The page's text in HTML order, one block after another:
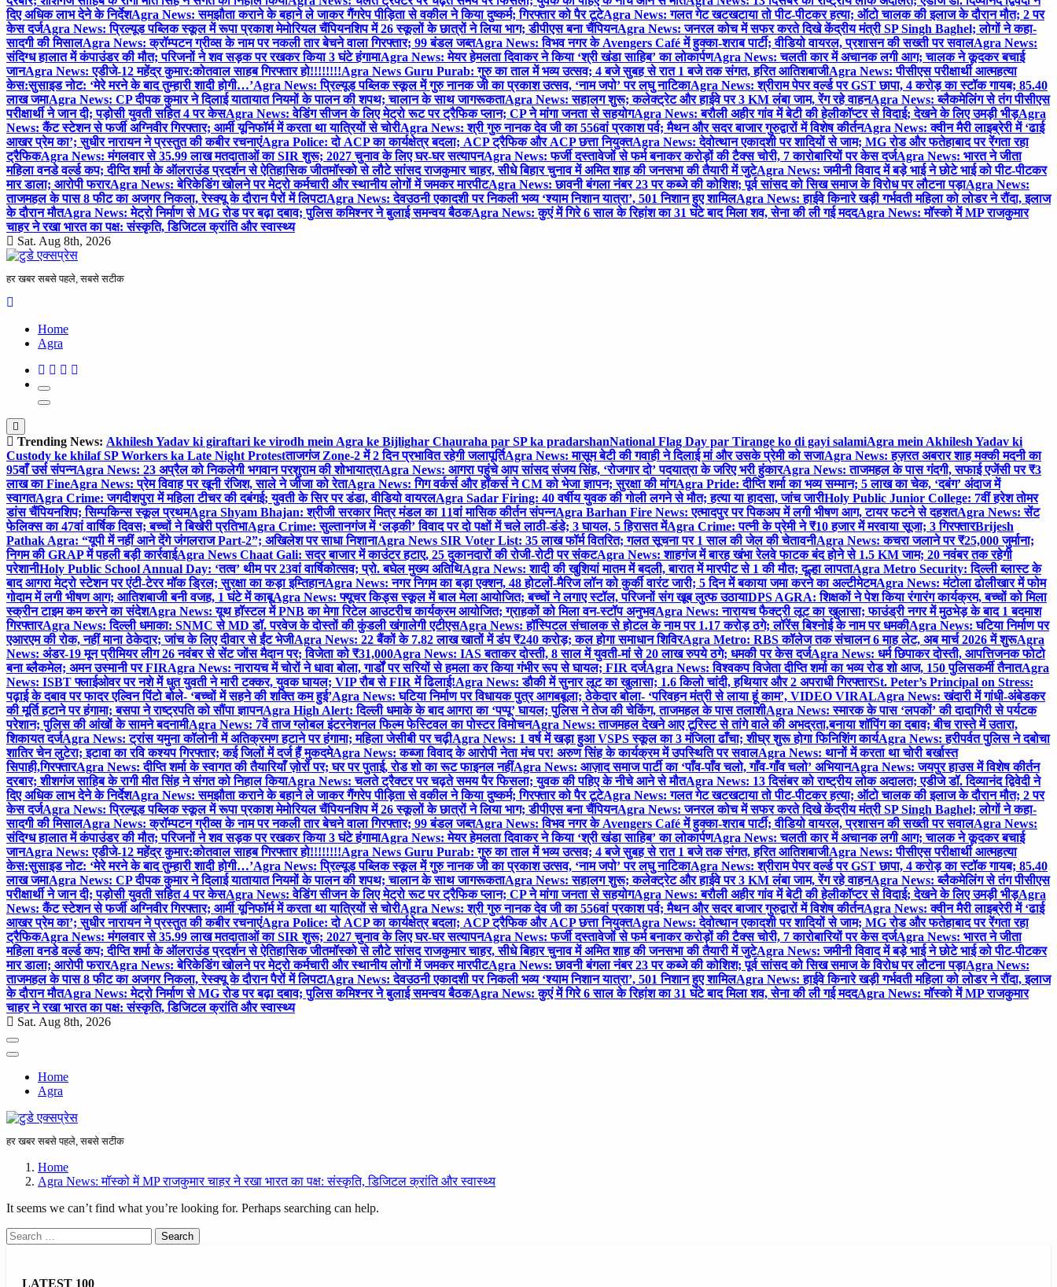
दिए अधिक लाभ देने के निर्देशAgra News: समझौता कराने के बहाने ले जाकर गैंगरेप पीड़िता से वकील ने किया दुष्कर्म; गिरफ्तार को पैर टूटेAgra News: गलत गेट खटखटाया तो पीट-पीटकर हत्या; ऑटो चालक की इलाज के दौरान मौत; 2 पर
केस दर्जAgra News: प्रिल्यूड पब्लिक स्कूल में रूपा प्रकाश मेमोरियल चैंपियनशिप में 26 स्कूलों के छात्रों ने लिया भाग; डीपीएस बना चैंपियनAgra News: जनरल कोच में सफर करते दिखे केंद्रीय मंत्री SP Singh Baghel; लोगों ने कहा-
सादगी की मिसालAgra News: क्रॉम्पटन ग्रीव्स के नाम पर नकली तार बेचने वाला गिरफ्तार; 99 बंडल जब्तAgra News: विभव नगर के Avengers Café में हुक्का-शराब पार्टी; वीडियो वायरल, प्रशासन की सख्ती पर सवालAgra News:
संदिग्ध हालात में कंपाउंडर की मौत; परिजनों ने शव सड़क पर रखकर किया 3 घंटे हंगामाAgra News: मेयर हेमलता दिवाकर ने किया ‘श्री खंडा साहिब’ का लोकार्पणAgra News: चलती कार में अचानक लगी आग; चालक ने कूदकर बचाई
जानAgra News: एडीजे-12 महेंद्र कुमार:कोतवाल साहब गिरफ्तार हो!!!!!!!!Agra News Guru Purab: गुरु का ताल में भव्य उत्सव; 4 बजे सुबह से रात 1 बजे तक संगत, हरित आतिशबाजीAgra News: पीसीएस परीक्षार्थी आत्महत्या
केस:सुसाइड नोट: ‘मेरे मरने के बाद तुम्हारी शादी होगी…’Agra News: प्रिल्यूड पब्लिक स्कूल में गुरु नानक जी का प्रकाश उत्सव, ‘नाम जपो’ पर लघु नाटिकाAgra News: श्रीराम पेपर वर्ल्ड पर GST छापा, 4 करोड़ का स्टॉक गायब; 85.40
लाख जमाAgra News: CP दीपक कुमार ने दिलाई यातायात नियमों के पालन की शपथ; चालान के साथ जागरूकताAgra News: सहालग शुरू; कलेक्ट्रेट और हाईवे पर 3 KM लंबा जाम, रेंग रहे वाहनAgra News: ब्लैकमेलिंग से तंग पीसीएस
परीक्षार्थी ने जान दी; पड़ोसी युवती सहित 4 पर केसAgra News: वेडिंग सीजन के लिए मेट्रो रूट पर ट्रैफिक प्लान; CP ने मांगा जनता से सहयोगAgra News: बरौली अहीर गांव में बेटी की हेलीकॉप्टर से विदाई; देखने के लिए उमड़ी भीड़Agra
News: कैंट स्टेशन से फर्जी अग्निवीर गिरफ्तार; आर्मी यूनिफॉर्म में करता था यात्रियों से चोरीAgra News: श्री गुरु नानक देव जी का 556वां प्रकाश पर्व; मैथन और सदर बाजार गुरुद्वारों में विशेष कीर्तनAgra News: क्वीन मैरी लाइब्रेरी में ‘ढाई
आखर प्रेम का’; सुधीर नारायन ने प्रस्तुत की कबीर रचनाएंAgra Police: दो ACP का कार्यक्षेत्र बदला; ACP ट्रैफिक और ACP छत्ता नियुक्तAgra News: देवोत्थान एकादशी पर शादियों से जाम; MG रोड और फतेहाबाद पर रेंगता रहा
ट्रैफिकAgra News: मंगलवार से 35.99 लाख मतदाताओं का SIR शुरू; 2027 चुनाव के लिए घर-घर सत्यापनAgra News: फर्जी दस्तावेजों से फर्म बनाकर करोड़ों की टैक्स चोरी, 7 कारोबारियों पर केस दर्जAgra News: भारत ने जीता
महिला वनडे वर्ल्ड कप; दीप्ति शर्मा के ऑलराउंड प्रदर्शन से ऐतिहासिक जीतमॉस्को से लौटे सांसद राजकुमार चाहर, सीधे बिहार चुनाव में अमित शाह की जनसभा की तैयारी में जुटेAgra News: जमीनी विवाद में बड़े भाई ने छोटे भाई को पीट-पीटकर
मार डाला; आरोपी फरारAgra News: बेरिकेडिंग खोलने पर मेट्रो कर्मचारी और स्थानीय लोगों में जमकर मारपीटAgra News: छावनी बंगला नंबर 23 पर कब्जे की कोशिश; पूर्व सांसद को सिख समाज के विरोध पर लौटना पड़ाAgra News:
ताजमहल के पास 8 फीट का अजगर निकला, रेस्क्यू के दौरान पैरों में लिपटाAgra News: देवउठनी एकादशी पर निकली भव्य ‘श्याम निशान यात्रा’, 501 निशान हुए शामिलAgra News: हाईवे किनारे खड़ी गर्भवती महिला को लोडर ने रौंदा, इलाज
के दौरान मौतAgra News: मेट्रो निर्माण से MG रोड पर बढ़ा दबाव; पुलिस कमिश्नर ने बुलाई समन्वय बैठकAgra News: कुएं में गिरे 6 साल के रिहांश का 31 घंटे बाद मिला शव, सेना की ली गई मददAgra News: मॉस्को में MP राजकुमार
चाहर ने रखा भारत का पक्ष: संस्कृति, डिजिटल क्रांति और स्वास्थ्य
Sat. Aug 8th, 2026
हर खबर सबसे पहले, सबसे सटीक
Home
Agra
Trending News: Akhilesh Yadav ki giraftari ke virodh mein Agra ke Bijlighar Chauraha par SP ka pradarshanNational Flag Day par Tirange ko di gayi salamiAgra mein Akhilesh Yadav ki
Custody ke khilaf SP Workers ka Late Night Protestताजगंज Zone-2 में 2 दिन प्रभावित रहेगी जलापूर्तिAgra News: मासूम बेटी की गवाही ने दिलाई मां और उसके प्रेमी को सजाAgra News: हज़रत अबरार शाह मक्की मदनी का
95वाँ उर्स संपन्नAgra News: 23 अप्रैल को निकलेगी भगवान परशुराम की शोभायात्राAgra News: आगरा पहुंचे आप सांसद संजय सिंह, ‘रोजगार दो’ पदयात्रा के जरिए भरी हुंकारAgra News: ताजमहल के पास गंदगी, सफाई एजेंसी पर ₹3
लाख का FineAgra News: प्रेम विवाह पर खूनी रंजिश, साले ने जीजा को रेताAgra News: गिग वर्कर्स और हॉकर्स ने CM को भेजा ज्ञापन; सुरक्षा की मांगAgra Pride: दीप्ति शर्मा का भव्य सम्मान; 5 लाख का चेक, ‘दबंग’ अंदाज में
स्वागतAgra Crime: जगदीशपुरा में महिला टीचर की दबंगई; युवती के सिर पर डंडा, वीडियो वायरलAgra Sadar Firing: 40 वर्षीय युवक की गोली लगने से मौत; हत्या या हादसा, जांच जारीHoly Public Junior College: 7वीं हरेश तोमर
डांस चैंपियनशिप; सिम्पकिन्स स्कूल प्रथमAgra Shyam Bhajan: श्रीजी सरकार मित्र मंडल का 11वां मासिक कीर्तन संपन्नAgra Barhan Fire News: एत्मादपुर पर पिकअप में लगी भीषण आग, टायर फटने से दहशतAgra News: सेंट
फेलिक्स का 47वां वार्षिक दिवस; बच्चों ने बिखेरी प्रतिभाAgra Crime: सुल्तानगंज में ‘लड़की’ विवाद पर दो पक्षों में चले लाठी-डंडे; 3 घायल, 5 हिरासत मेंAgra Crime: पत्नी के प्रेमी ने ₹10 हजार में मरवाया सूजा; 3 गिरफ्तारBrijesh
Pathak Agra: “यूपी में नहीं आने देंगे जंगलराज Part-2”; अखिलेश पर साधा निशानाAgra News SIR Voter List: 35 लाख फॉर्म वितरित; गलत सूचना पर 1 साल की जेल की चेतावनीAgra News: कचरा जलाने पर ₹25,000 जुर्माना;
निगम की GRAP में पहली बड़ी कार्रवाईAgra News Chaat Gali: सदर बाजार में काउंटर हटाए, 25 दुकानदारों की रोजी-रोटी पर संकटAgra News: शाहगंज में बारह खंभा रेलवे फाटक बंद होने से 1.5 KM जाम; 20 नवंबर तक रहेगी
परेशानीHoly Public School Annual Day: ‘तत्व’ थीम पर 23वां वार्षिकोत्सव; प्रो. बघेल मुख्य अतिथिAgra News: शादी की खुशियां मातम में बदली, बारात में मारपीट से 1 की मौत; दूल्हा लापताAgra Metro Security: दिल्ली ब्लास्ट के
बाद आगरा मेट्रो स्टेशन पर एंटी-टेरर मॉक ड्रिल; सुरक्षा का कड़ा इम्तिहानAgra News: नगर निगम का बड़ा एक्शन, 48 होटलों-मैरिज लॉन को कुर्की वारंट जारी; 5 दिन में बकाया जमा करने का अल्टीमेटमAgra News: मंटोला ढोलीखार में फोम
गोदाम में लगी भीषण आग; आतिशबाजी बनी वजह, 1 घंटे में काबूAgra News: फ्यूचर किड्स स्कूल में बाल मेला आयोजित; बच्चों ने लगाए स्टॉल, परिजनों संग खूब लुत्फ उठायाDPS AGRA: शिक्षकों ने पेश किया रंगारंग कार्यक्रम, बच्चों को मिला
स्क्रीन टाइम कम करने का संदेशAgra News: यूथ हॉस्टल में PNB का मेगा रिटेल आउटरीच कार्यक्रम आयोजित; ग्राहकों को मिला वन-स्टॉप अनुभवAgra News: नारायच फैक्ट्री लूट का खुलासा; फाउंड्री नगर में मुठभेड़ के बाद 1 बदमाश
गिरफ्तारAgra News: दिल्ली धमाका: SNMC से MD डॉ. परवेज के दोस्तों की कुंडली खंगालेगी एटीएसAgra News: हॉस्पिटल संचालक से होटल के नाम पर 1.17 करोड़ ठगे; लॉरेंस बिश्नोई के नाम पर धमकीAgra News: घटिया निर्माण पर
एआरएम की रोक, नहीं माना ठेकेदार; जांच के लिए दीवार से ईंट भेजीAgra News: 22 बैंकों के 7.82 लाख खातों में डंप ₹240 करोड़; कल होगा समाधान शिविरAgra Metro: RBS कॉलेज तक संचालन 6 माह लेट, अब मार्च 2026 में शुरूAgra
News: अंडर-19 मून प्रीमियर लीग 26 नवंबर से सेंट जोंस मैदान पर; विजेता को ₹31,000Agra News: IAS बताकर दोस्ती, 8 साल में युवती-मां से 20 लाख रुपये ठगे; धमकी पर केस दर्जAgra News: धर्म छिपाकर दोस्ती, आपत्तिजनक फोटो
बना ब्लैकमेल; अमन उस्मानी पर FIRAgra News: नारायच में चोरों ने धावा बोला, गार्डों पर सरियों से हमला कर किया गंभीर रूप से घायल; FIR दर्जAgra News: विश्वकप विजेता दीप्ति शर्मा का भव्य रोड शो आज, 150 पुलिसकर्मी तैनातAgra
News: ISBT फ्लाईओवर पर नशे में धुत युवती ने मारी टक्कर, युवक घायल; VIP रौब से FIR में ढिलाई!Agra News: डौकी में सुनार लूट का खुलासा; 1.6 किलो चांदी, हथियार और 2 अपराधी गिरफ्तारSt. Peter’s Principal on Stress:
पढ़ाई के दबाव पर फादर एल्विन पिंटो बोले- ‘बच्चों में सहने की शक्ति कम हुई’Agra News: घटिया निर्माण पर विधायक पुत्र आगबबूला; ठेकेदार बोला- ‘परिवहन मंत्री से लाया हूं काम’, VIDEO VIRALAgra News: खंदारी में गांधी-अंबेडकर
की मूर्ति हटाने पर हंगामा; बसपा ने राष्ट्रपति को सौंपा ज्ञापनAgra High Alert: दिल्ली धमाके के बाद आगरा का ‘पप्पू’ घायल; पुलिस ने तेज की चेकिंग, ताजमहल के पास तलाशीAgra News: स्मारक के पास ‘लपकों’ की दादागिरी से पर्यटक
परेशान; पुलिस की आंखों के सामने बदनामीAgra News: 7वें ताज ग्लोबल इंटरनेशनल फिल्म फेस्टिवल का पोस्टर विमोचनAgra News: ताजमहल देखने आए टूरिस्ट से तांगे वाले की अभद्रता,बनाया शॉपिंग का दबाव; बीच रास्ते में उतारा,
शिकायत दर्जAgra News: ट्रांस यमुना कॉलोनी में अतिक्रमण हटाने पर हंगामा; महिला जेसीबी पर चढ़ीAgra News: 1 वर्ष में खड़ा हुआ VSPS स्कूल का 3 मंजिला ढाँचा; शीघ्र शुरू होगा फिनिशिंग कार्यAgra News: हरीपर्वत पुलिस ने दबोचा
शातिर चेन लुटेरा; इटावा का रवि कश्यप गिरफ्तार; कई जिलों में दर्ज हैं मुकदमेAgra News: कब्जा विवाद के आरोपी नेता मंच पर! अरुण सिंह के कार्यक्रम में उपस्थिति पर सवालAgra News: थानों में करता था चोरी बर्खास्त
सिपाही,गिरफ्तारAgra News: दीप्ति शर्मा के स्वागत की तैयारियाँ ज़ोरों पर; घर पर पुताई, रोड शो का रूट फाइनल नहींAgra News: आज़ाद समाज पार्टी का ‘पाँव-पाँव चलो, गाँव-गाँव चलो’ अभियानAgra News: जयपुर हाउस में विशेष कीर्तन
दरबार; शीशगंज साहिब के रागी मीत सिंह ने संगत को निहाल कियाAgra News: चलते ट्रैक्टर पर चढ़ते समय पैर फिसला; युवक की पहिए के नीचे आने से मौतAgra News: 13 दिसंबर को राष्ट्रीय लोक अदालत; एडीजे डॉ. दिव्यानंद द्विवेदी ने
दिए अधिक लाभ देने के निर्देशAgra News: समझौता कराने के बहाने ले जाकर गैंगरेप पीड़िता से वकील ने किया दुष्कर्म; गिरफ्तार को पैर टूटेAgra News: गलत गेट खटखटाया तो पीट-पीटकर हत्या; ऑटो चालक की इलाज के दौरान मौत; 2 पर
केस दर्जAgra News: प्रिल्यूड पब्लिक स्कूल में रूपा प्रकाश मेमोरियल चैंपियनशिप में 26 स्कूलों के छात्रों ने लिया भाग; डीपीएस बना चैंपियनAgra News: जनरल कोच में सफर करते दिखे केंद्रीय मंत्री SP Singh Baghel; लोगों ने कहा-
सादगी की मिसालAgra News: क्रॉम्पटन ग्रीव्स के नाम पर नकली तार बेचने वाला गिरफ्तार; 99 बंडल जब्तAgra News: विभव नगर के Avengers Café में हुक्का-शराब पार्टी; वीडियो वायरल, प्रशासन की सख्ती पर सवालAgra News:
संदिग्ध हालात में कंपाउंडर की मौत; परिजनों ने शव सड़क पर रखकर किया 3 घंटे हंगामाAgra News: मेयर हेमलता दिवाकर ने किया ‘श्री खंडा साहिब’ का लोकार्पणAgra News: चलती कार में अचानक लगी आग; चालक ने कूदकर बचाई
जानAgra News: एडीजे-12 महेंद्र कुमार:कोतवाल साहब गिरफ्तार हो!!!!!!!!Agra News Guru Purab: गुरु का ताल में भव्य उत्सव; 4 बजे सुबह से रात 1 बजे तक संगत, हरित आतिशबाजीAgra News: पीसीएस परीक्षार्थी आत्महत्या
केस:सुसाइड नोट: ‘मेरे मरने के बाद तुम्हारी शादी होगी…’Agra News: प्रिल्यूड पब्लिक स्कूल में गुरु नानक जी का प्रकाश उत्सव, ‘नाम जपो’ पर लघु नाटिकाAgra News: श्रीराम पेपर वर्ल्ड पर GST छापा, 4 करोड़ का स्टॉक गायब; 85.40
लाख जमाAgra News: CP दीपक कुमार ने दिलाई यातायात नियमों के पालन की शपथ; चालान के साथ जागरूकताAgra News: सहालग शुरू; कलेक्ट्रेट और हाईवे पर 3 KM लंबा जाम, रेंग रहे वाहनAgra News: ब्लैकमेलिंग से तंग पीसीएस
परीक्षार्थी ने जान दी; पड़ोसी युवती सहित 4 पर केसAgra News: वेडिंग सीजन के लिए मेट्रो रूट पर ट्रैफिक प्लान; CP ने मांगा जनता से सहयोगAgra News: बरौली अहीर गांव में बेटी की हेलीकॉप्टर से विदाई; देखने के लिए उमड़ी भीड़Agra
News: कैंट स्टेशन से फर्जी अग्निवीर गिरफ्तार; आर्मी यूनिफॉर्म में करता था यात्रियों से चोरीAgra News: श्री गुरु नानक देव जी का 556वां प्रकाश पर्व; मैथन और सदर बाजार गुरुद्वारों में विशेष कीर्तनAgra News: क्वीन मैरी लाइब्रेरी में ‘ढाई
आखर प्रेम का’; सुधीर नारायन ने प्रस्तुत की कबीर रचनाएंAgra Police: दो ACP का कार्यक्षेत्र बदला; ACP ट्रैफिक और ACP छत्ता नियुक्तAgra News: देवोत्थान एकादशी पर शादियों से जाम; MG रोड और फतेहाबाद पर रेंगता रहा
ट्रैफिकAgra News: मंगलवार से 35.99 लाख मतदाताओं का SIR शुरू; 2027 चुनाव के लिए घर-घर सत्यापनAgra News: फर्जी दस्तावेजों से फर्म बनाकर करोड़ों की टैक्स चोरी, 7 कारोबारियों पर केस दर्जAgra News: भारत ने जीता
महिला वनडे वर्ल्ड कप; दीप्ति शर्मा के ऑलराउंड प्रदर्शन से ऐतिहासिक जीतमॉस्को से लौटे सांसद राजकुमार चाहर, सीधे बिहार चुनाव में अमित शाह की जनसभा की तैयारी में जुटेAgra News: जमीनी विवाद में बड़े भाई ने छोटे भाई को पीट-पीटकर
मार डाला; आरोपी फरारAgra News: बेरिकेडिंग खोलने पर मेट्रो कर्मचारी और स्थानीय लोगों में जमकर मारपीटAgra News: छावनी बंगला नंबर 23 पर कब्जे की कोशिश; पूर्व सांसद को सिख समाज के विरोध पर लौटना पड़ाAgra News:
ताजमहल के पास 8 फीट का अजगर निकला, रेस्क्यू के दौरान पैरों में लिपटाAgra News: देवउठनी एकादशी पर निकली भव्य ‘श्याम निशान यात्रा’, 501 निशान हुए शामिलAgra News: हाईवे किनारे खड़ी गर्भवती महिला को लोडर ने रौंदा, इलाज
के दौरान मौतAgra News: मेट्रो निर्माण से MG रोड पर बढ़ा दबाव; पुलिस कमिश्नर ने बुलाई समन्वय बैठकAgra News: कुएं में गिरे 6 साल के रिहांश का 31 घंटे बाद मिला शव, सेना की ली गई मददAgra News: मॉस्को में MP राजकुमार
चाहर ने रखा भारत का पक्ष: संस्कृति, डिजिटल क्रांति और स्वास्थ्य
Sat. Aug 8th, 2026
Home
Agra
हर खबर सबसे पहले, सबसे सटीक
Home
Agra News: मॉस्को में MP राजकुमार चाहर ने रखा भारत का पक्ष: संस्कृति, डिजिटल क्रांति और स्वास्थ्य
It seems we can’t find what you’re looking for. Perhaps searching can help.
Search
for:
LATEST 100